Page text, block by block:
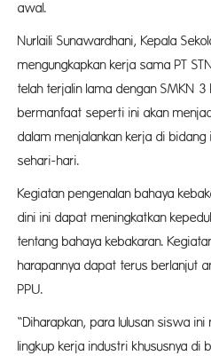
awal.
Nurlaili Sunawardhani, Kepala
mengungkapkan kerja sama PT
telah terjalin lama dengan SMKN 3
bermanfaat seperti ini akan
dalam menjalankan kerja di
sehari-hari.
Kegiatan pengenalan bahaya
dini ini dapat meningkatkan
tentang bahaya kebakaran.
harapannya dapat terus berlanjut
PPU.
“Diharapkan, para lulusan siswa
lingkup kerja industri khususnya di